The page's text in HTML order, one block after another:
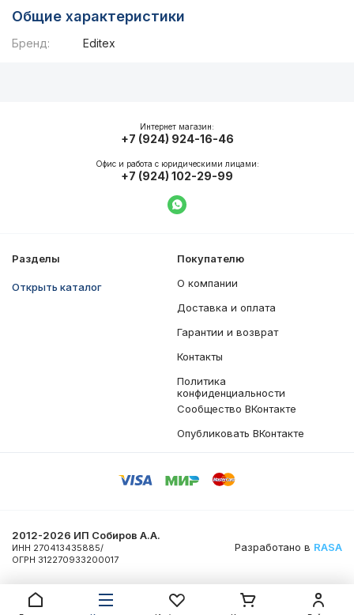
Общие характеристики
Бренд: Editex
Разделы
Открыть каталог
Покупателю
О компании
Доставка и оплата
Гарантии и возврат
Контакты
Политика
конфиденциальности
Сообщество ВКонтакте
Опубликовать ВКонтакте
Интернет магазин:
+7 (924) 924-16-46
Офис и работа с юридическими лицами:
+7 (924) 102-29-99
Написать в WhatsApp
2012-2026 ИП Собиров А.А.
ИНН 270413435885/
ОГРН 312270933200017
Разработано в RASA